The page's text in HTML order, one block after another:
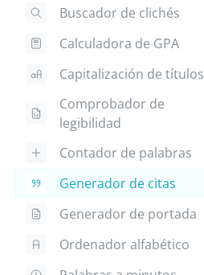
Buscador de clichés
Calculadora de GPA
Capitalización de títulos
Comprobador de
legibilidad
Contador de palabras
Generador de citas
Generador de portada
Ordenador alfabético